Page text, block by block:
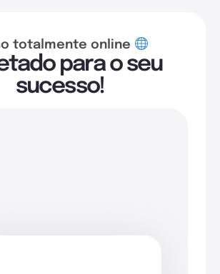
totalmente online
para o seu
sucesso!